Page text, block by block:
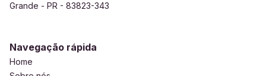
Grande - PR - 83823-343
Navegação rápida
Home